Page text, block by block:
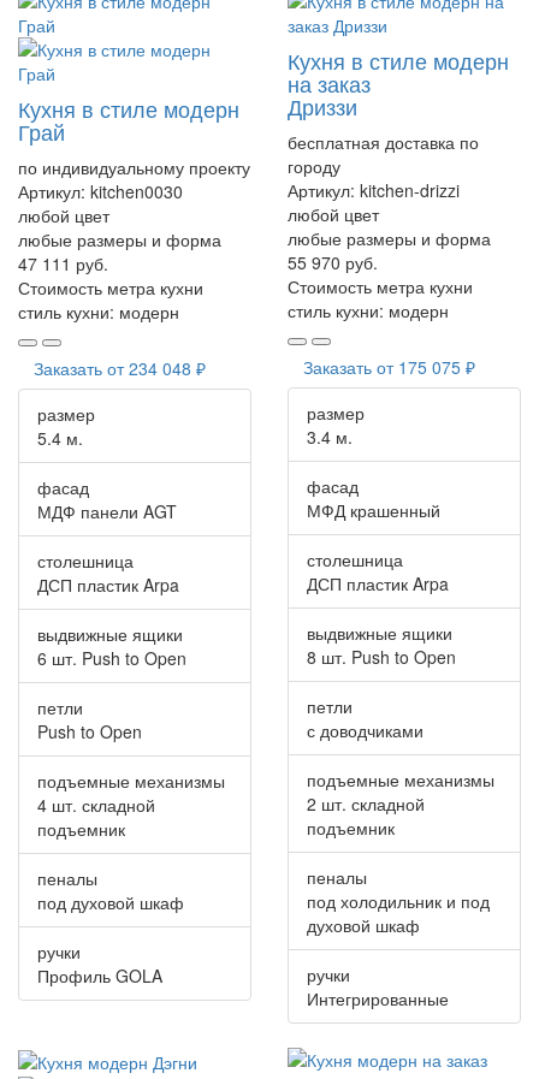
Кухня в стиле модерн
Грай
по индивидуальному проекту
Артикул: kitchen0030
любой цвет
любые размеры и форма
47 111 руб.
Стоимость метра кухни
стиль кухни: модерн
Заказать от234 048 ₽
размер
5.4 м.
фасад
МДФ панели AGT
столешница
ДСП пластик Arpa
выдвижные ящики
6 шт. Push to Open
петли
Push to Open
подъемные механизмы
4 шт. складной
подъемник
пеналы
под духовой шкаф
ручки
Профиль GOLA
Кухня в стиле модерн
на заказ
Дриззи
бесплатная доставка по
городу
Артикул: kitchen-drizzi
любой цвет
любые размеры и форма
55 970 руб.
Стоимость метра кухни
стиль кухни: модерн
Заказать от 175 075 ₽
размер
3.4 м.
фасад
МФД крашенный
столешница
ДСП пластик Arpa
выдвижные ящики
8 шт. Push to Open
петли
с доводчиками
подъемные механизмы
2 шт. складной
подъемник
пеналы
под холодильник и под
духовой шкаф
ручки
Интегрированные